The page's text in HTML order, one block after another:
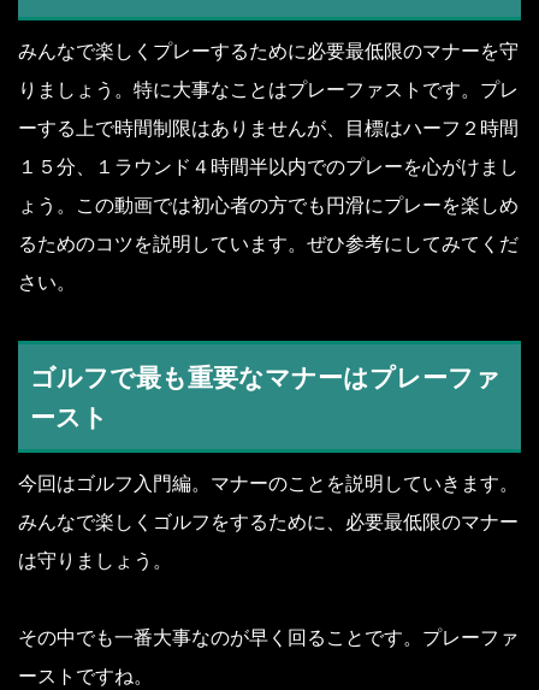
みんなで楽しくプレーするために必要最低限のマナーを守
りましょう。特に大事なことはプレーファストです。プレ
ーする上で時間制限はありませんが、目標はハーフ２時間
１５分、１ラウンド４時間半以内でのプレーを心がけまし
ょう。この動画では初心者の方でも円滑にプレーを楽しめ
るためのコツを説明しています。ぜひ参考にしてみてくだ
さい。
ゴルフで最も重要なマナーはプレーファ
ースト
今回はゴルフ入門編。マナーのことを説明していきます。
みんなで楽しくゴルフをするために、必要最低限のマナー
は守りましょう。
その中でも一番大事なのが早く回ることです。プレーファ
ーストですね。